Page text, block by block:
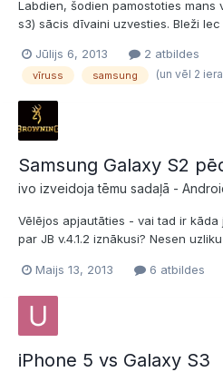
Labdien, šodien pamostoties mans
s3) sācis dīvaini uzvesties. BIeži
automātiski ieslēdzas. Un noteikti
mode enabled", lai gan neko tādu
Jūlijs 6, 2013 2 atbildes
vīruss samsung (un vēl 2
Samsung Galaxy S2
ivo izveidoja tēmu sadaļā -
Vēlējos apjautāties - vai tad ir kāda
par JB v.4.1.2 iznākusi? Nesen
Pie reizes vēl jautājums - vai citiem
programma vai tikai man vienam?
Maijs 13, 2013 6 atbildes
iPhone 5 vs Galaxy S3